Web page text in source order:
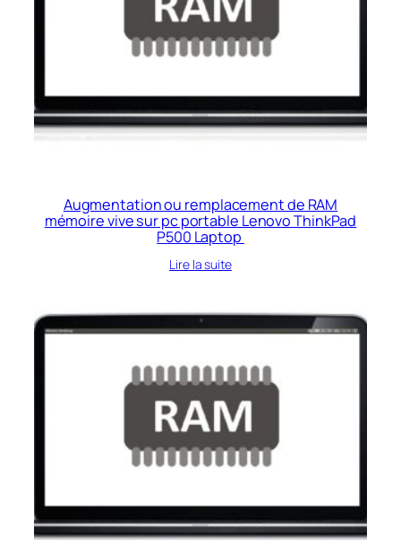
Augmentation ou remplacement de RAM
mémoire vive sur pc portable Lenovo ThinkPad
P500 Laptop
Lire la suite